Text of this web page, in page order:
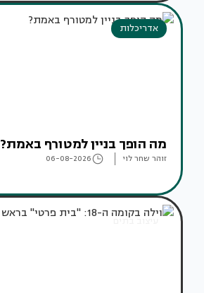
אדריכלות
מה הופך בניין למטורף באמת?
זוהר שחר לוי 06-08-2026
עיצוב בתים